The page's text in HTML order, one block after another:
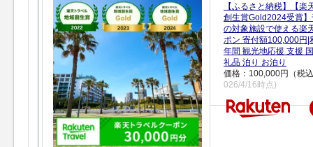
【ふるさと納税】【楽
創生賞Gold2024受賞
の対象施設で使える楽
ポン 寄付額100,000円|
年間 観光地応援 支援
礼品 泊り お泊り
価格：100,000円（税
026/4/16時点)